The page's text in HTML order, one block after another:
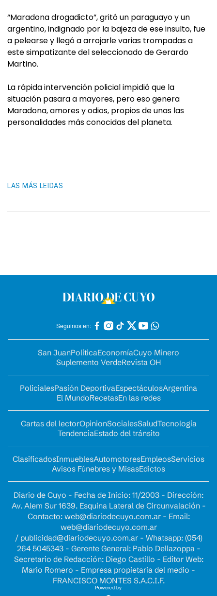
“Maradona drogadicto”, gritó un paraguayo y un
argentino, indignado por la bajeza de ese insulto, fue
a pelearse y llegó a arrojarle varias trompadas a
este simpatizante del seleccionado de Gerardo
Martino.
La rápida intervención policial impidió que la
situación pasara a mayores, pero eso genera
Maradona, amores y odios, propios de unas las
personalidades más conocidas del planeta.
LAS MÁS LEIDAS
Seguinos en:
San JuanPolíticaEconomíaCuyo Minero
Suplemento VerdeRevista OH
PolicialesPasión DeportivaEspectáculosArgentina
El MundoRecetasEn las redes
Cartas del lectorOpinionSocialesSaludTecnología
TendenciaEstado del tránsito
ClasificadosInmueblesAutomotoresEmpleosServicios
Avisos Fúnebres y MisasEdictos
Diario de Cuyo - Fecha de Inicio: 11/2003 - Dirección:
Av. Alem Sur 1639. Esquina Lateral de Circunvalación -
Contacto: web@diariodecuyo.com.ar- Email:
web@diariodecuyo.com.ar
/ publicidad@diariodecuyo.com.ar- Whatsapp: (054)
264 5045343 - Gerente General: Pablo Dellazoppa -
Secretario de Redacción: Diego Castillo - Editor Web:
Mario Romero - Empresa propietaria del medio -
FRANCISCO MONTES S.A.C.I.F.